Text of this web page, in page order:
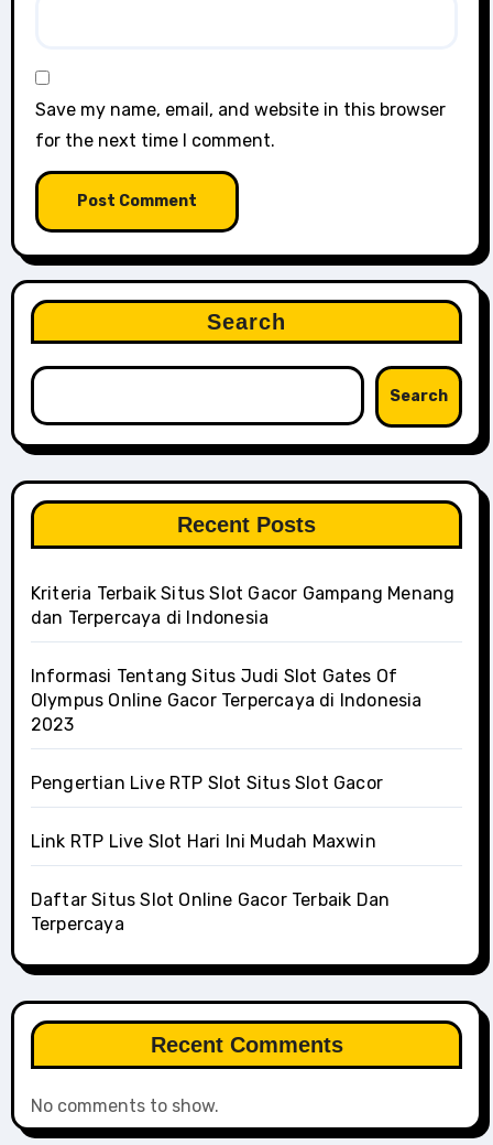
Save my name, email, and website in this browser
for the next time I comment.
Search
Search
Recent Posts
Kriteria Terbaik Situs Slot Gacor Gampang Menang
dan Terpercaya di Indonesia
Informasi Tentang Situs Judi Slot Gates Of
Olympus Online Gacor Terpercaya di Indonesia
2023
Pengertian Live RTP Slot Situs Slot Gacor
Link RTP Live Slot Hari Ini Mudah Maxwin
Daftar Situs Slot Online Gacor Terbaik Dan
Terpercaya
Recent Comments
No comments to show.